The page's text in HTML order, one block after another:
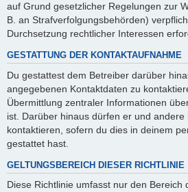
auf Grund gesetzlicher Regelungen zur
B. an Strafverfolgungsbehörden)
Durchsetzung rechtlicher Interessen
GESTATTUNG DER KONTAKTAUFNAHME
Du gestattest dem Betreiber darüber
angegebenen Kontaktdaten zu
Übermittlung zentraler Informationen
ist. Darüber hinaus dürfen er und andere
kontaktieren, sofern du dies in deinem
gestattet hast.
GELTUNGSBEREICH DIESER RICHTLINIE
Diese Richtlinie umfasst nur den Bereich